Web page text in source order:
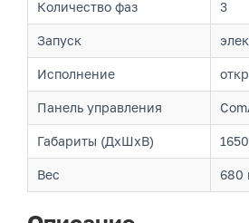
Количество фаз 3
Запуск
Исполнение
Панель управления
Габариты (ДхШхВ)
Вес 680